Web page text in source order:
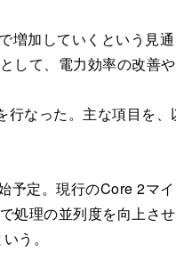
加していくという見
て、電力効率の改善
なった。主な項目を、
定。現行のCore 2マ
理の並列度を向上
う。